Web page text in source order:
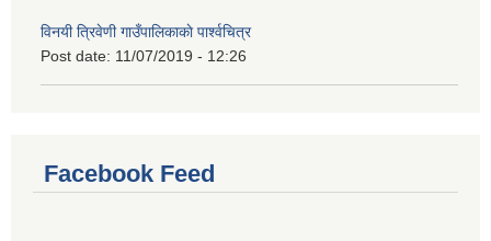
विनयी त्रिवेणी गाउँपालिकाकाे पार्श्वचित्र
Post date: 11/07/2019 - 12:26
Facebook Feed